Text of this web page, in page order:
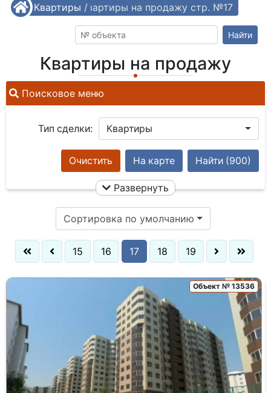
/ Квартиры /Квартиры на продажу стр. №17
Найти
Квартиры на продажу
Поисковое меню
Тип сделки: Квартиры
Найти (900)
На карте
Очистить
Развернуть
Сортировка по умолчанию
15 16 17 18 19
Объект № 13536